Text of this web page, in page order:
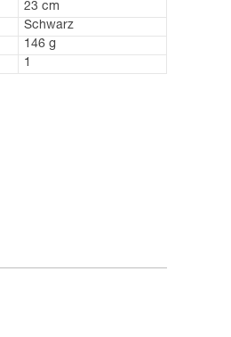
23 cm
Schwarz
146 g
1